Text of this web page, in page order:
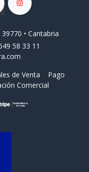
• Cantabria
58 33 11
de Venta
Pago
Comercial